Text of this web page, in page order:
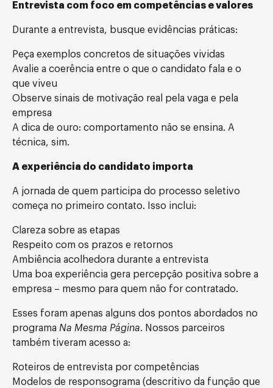
Entrevista com foco em competências e valores
Durante a entrevista, busque evidências práticas:
Peça exemplos concretos de situações vividas
Avalie a coerência entre o que o candidato fala e o
que viveu
Observe sinais de motivação real pela vaga e pela
empresa
A dica de ouro: comportamento não se ensina. A
técnica, sim.
A experiência do candidato importa
A jornada de quem participa do processo seletivo
começa no primeiro contato. Isso inclui:
Clareza sobre as etapas
Respeito com os prazos e retornos
Ambiência acolhedora durante a entrevista
Uma boa experiência gera percepção positiva sobre a
empresa – mesmo para quem não for contratado.
Esses foram apenas alguns dos pontos abordados no
programa Na Mesma Página. Nossos parceiros
também tiveram acesso a:
Roteiros de entrevista por competências
Modelos de responsograma (descritivo da função que